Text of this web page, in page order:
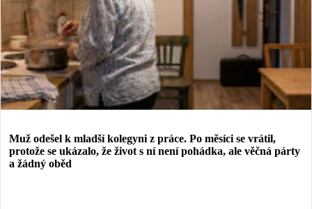
Muž odešel k mladší kolegyni z práce. Po měsíci se vrátil,
protože se ukázalo, že život s ní není pohádka, ale věčná párty
a žádný oběd